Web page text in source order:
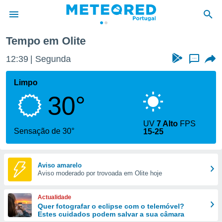
da
foi
fornecidas
a este
das
e
forma
digital
Tempo em Olite
12:39 Segunda ...
Limpo
30°
Sensação de 30°
UV7 Alto FPS
15-25
Aviso amarelo
Aviso moderado por trovoada em Olite hoje
Actualidade
Quer fotografar o eclipse com o telemóvel?
Estes cuidados podem salvar a sua câmara